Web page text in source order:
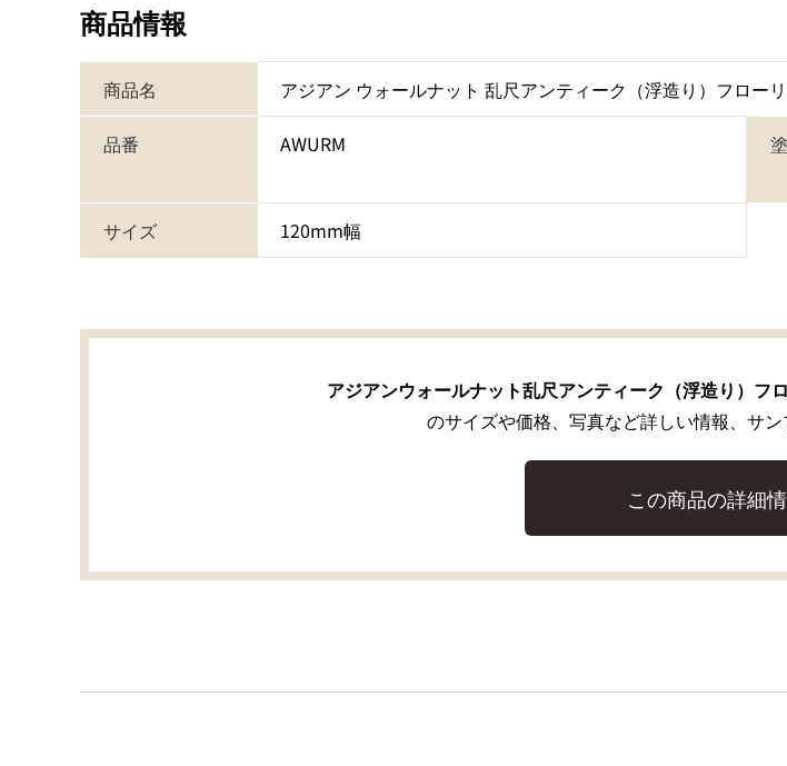
商品情報
商品名 アジアン ウォールナット 乱尺アンティーク（浮造り）フロー
品番 AWURM
サイズ 120mm幅
アジアンウォールナット乱尺アンティーク（浮造り）
のサイズや価格、写真など詳しい情報、サン
この商品の詳細